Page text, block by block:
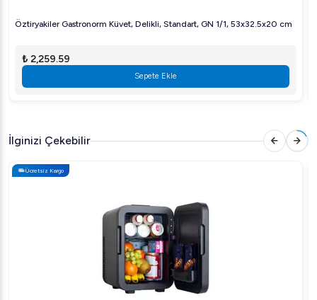
Öztiryakiler Gastronorm Küvet, Delikli, Standart, GN 1/1, 53x32.5x20 cm
₺ 2,259.59
Sepete Ekle
İlginizi Çekebilir
Ücretsiz Kargo